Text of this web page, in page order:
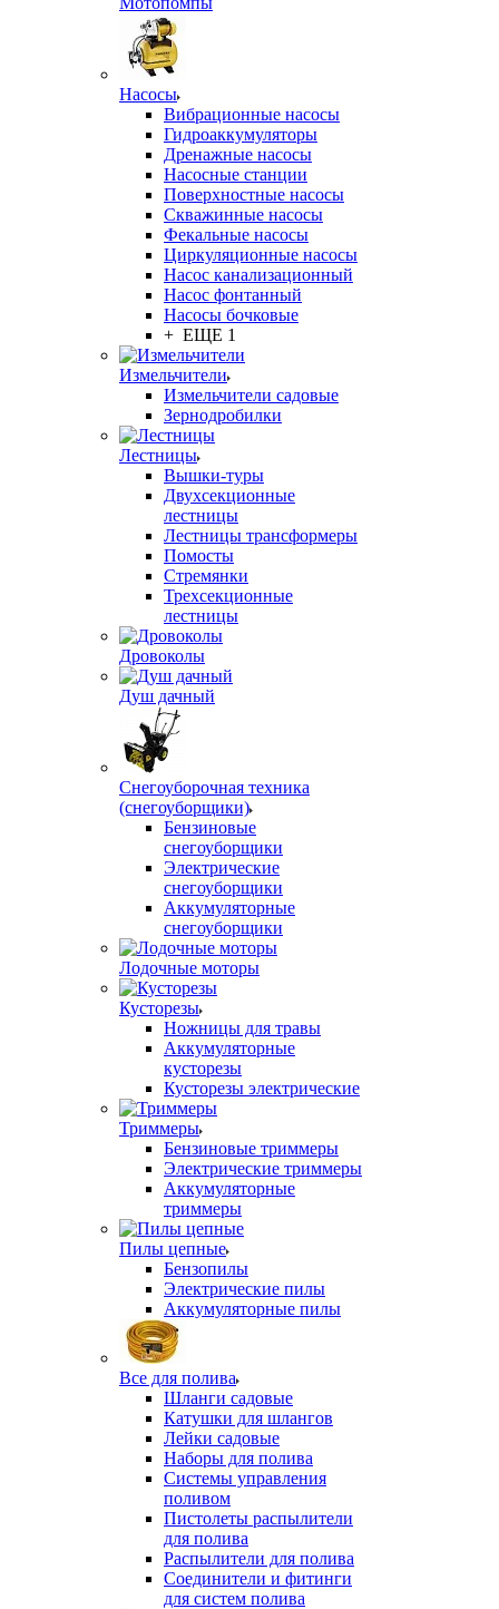
Насосы
Вибрационные насосы
Гидроаккумуляторы
Дренажные насосы
Насосные станции
Поверхностные насосы
Скважинные насосы
Фекальные насосы
Циркуляционные насосы
Насос канализационный
Насос фонтанный
Насосы бочковые
+ ЕЩЕ 1
Измельчители
Измельчители садовые
Зернодробилки
Лестницы
Вышки-туры
Двухсекционные
лестницы
Лестницы трансформеры
Помосты
Стремянки
Трехсекционные
лестницы
Дровоколы
Душ дачный
Снегоуборочная техника
(снегоуборщики)
Бензиновые
снегоуборщики
Электрические
снегоуборщики
Аккумуляторные
снегоуборщики
Лодочные моторы
Кусторезы
Ножницы для травы
Аккумуляторные
кусторезы
Кусторезы электрические
Триммеры
Бензиновые триммеры
Электрические триммеры
Аккумуляторные
триммеры
Пилы цепные
Бензопилы
Электрические пилы
Аккумуляторные пилы
Все для полива
Шланги садовые
Катушки для шлангов
Лейки садовые
Наборы для полива
Системы управления
поливом
Пистолеты распылители
для полива
Распылители для полива
Соединители и фитинги
для систем полива